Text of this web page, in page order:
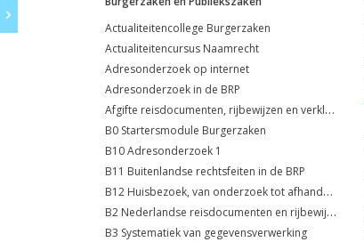
Actualiteitencollege Burgerzaken
Actualiteitencursus Naamrecht
Adresonderzoek op internet
Adresonderzoek in de BRP
Afgifte reisdocumenten, rijbewijzen en verklaringen (VOG's)
B0 Startersmodule Burgerzaken
B10 Adresonderzoek 1
B11 Buitenlandse rechtsfeiten in de BRP
B12 Huisbezoek, van onderzoek tot afhandeling
B2 Nederlandse reisdocumenten en rijbewijzen
B3 Systematiek van gegevensverwerking